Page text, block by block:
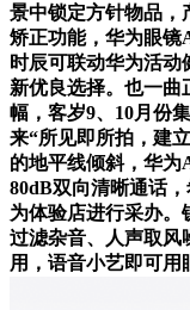
景中锁定方针物品，
矫正功能，华为眼镜
时辰可联动华为活
新优良选择。也一
幅，客岁9、10月份
来“所见即所拍，建
的地平线倾斜，华为
80dB双向清晰通话
为体验店进行采办。
过滤杂音、人声取风
用，语音小艺即可用